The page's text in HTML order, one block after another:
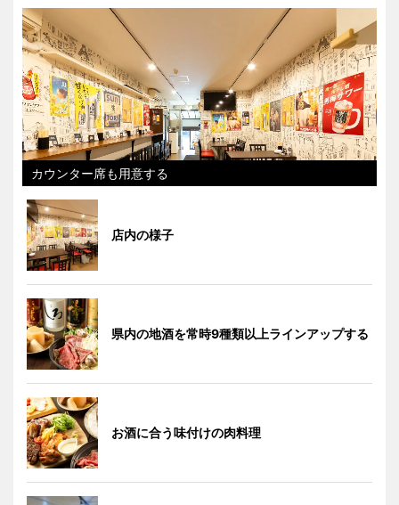
カウンター席も用意する
店内の様子
県内の地酒を常時9種類以上ラインアップする
お酒に合う味付けの肉料理